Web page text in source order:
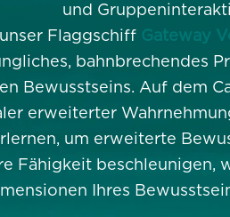
und
Flaggschiff Gateway
bahnbrechendes
Bewusstseins. Auf dem
erweiterter
um erweiterte
Fähigkeit beschleunigen,
Ihres